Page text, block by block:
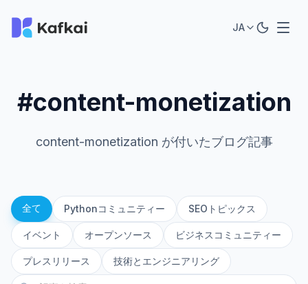
JA
#content-monetization
content-monetization が付いたブログ記事
全て Pythonコミュニティー SEOトピックス
イベント オープンソース ビジネスコミュニティー
プレスリリース 技術とエンジニアリング